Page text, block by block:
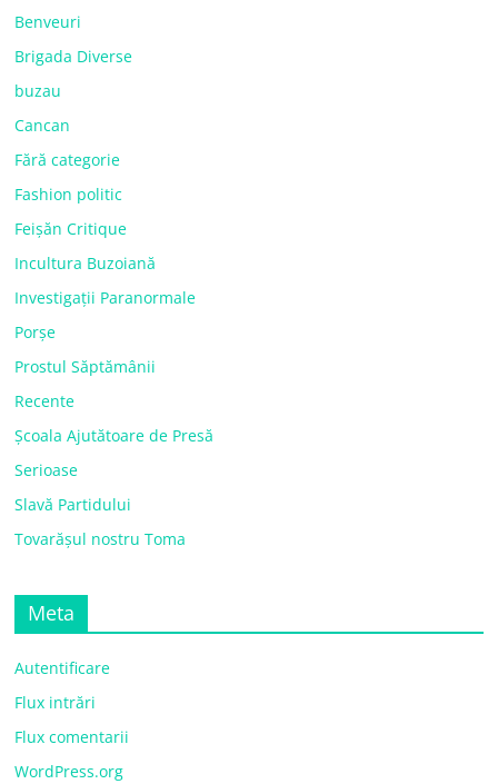
Benveuri
Brigada Diverse
buzau
Cancan
Fără categorie
Fashion politic
Feișăn Critique
Incultura Buzoiană
Investigații Paranormale
Porșe
Prostul Săptămânii
Recente
Școala Ajutătoare de Presă
Serioase
Slavă Partidului
Tovarășul nostru Toma
Meta
Autentificare
Flux intrări
Flux comentarii
WordPress.org